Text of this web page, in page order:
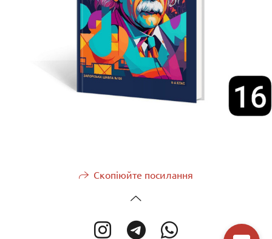
Скопіюйте посилання